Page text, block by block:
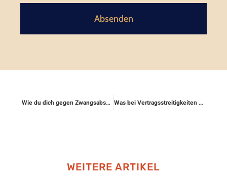
Absenden
Wie du dich gegen Zwangsabschaltung rechtlich verteidigst Was bei Vertragsstreitigkeiten mit Handwerkern gilt
WEITERE ARTIKEL